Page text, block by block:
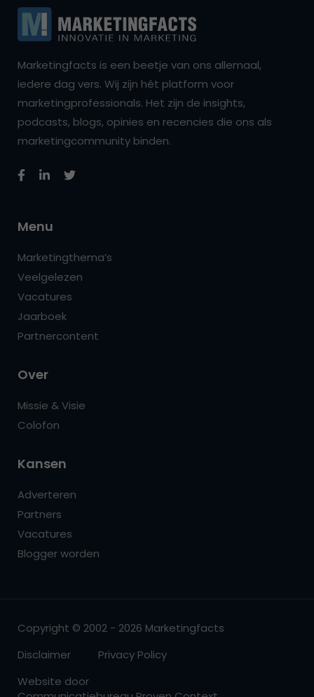
Marketingfacts is een beetje van ons allemaal,
iedere dag vers. Wij zijn hét platform voor
marketingprofessionals. Het zijn de insights,
podcasts, blogs, opinies en recencies die ons als
marketingcommunity binden.
Menu
Marketingthema’s
Veelgelezen
Vacatures
Jaarboek
Partnercontent
Over
Missie & Visie
Colofon
Kansen
Adverteren
Partners
Vacatures
Blogger worden
Copyright © 2002 - 2026 Marketingfacts
Disclaimer
Privacy Policy
Website door